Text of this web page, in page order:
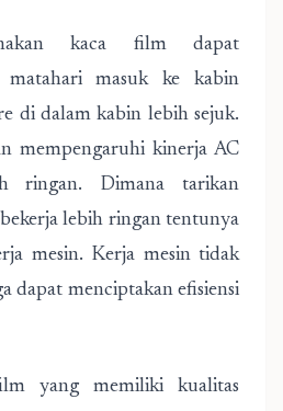
kaca film dapat
matahari masuk ke kabin
di dalam kabin lebih sejuk.
mempengaruhi kinerja AC
ringan. Dimana tarikan
lebih ringan tentunya
mesin. Kerja mesin tidak
dapat menciptakan efisiensi
yang memiliki kualitas